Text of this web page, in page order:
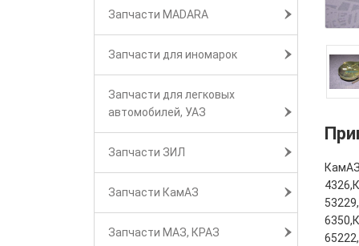
Запчасти MADARA
Запчасти для иномарок
Запчасти для легковых
автомобилей, УАЗ
Запчасти ЗИЛ
Запчасти КамАЗ
Запчасти МАЗ, КРАЗ